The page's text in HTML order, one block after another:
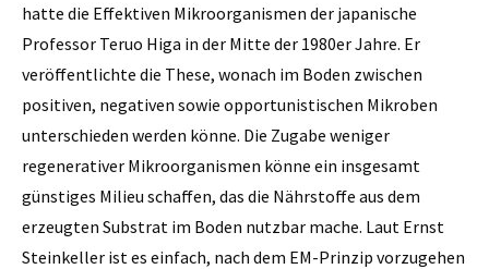
hatte die ­Effektiven Mikroorganismen der japanische
Professor Teruo Higa in der Mitte der 1980er Jahre. Er
veröffentlichte die These, wonach im Boden zwischen
positiven, negativen sowie opportunistischen Mikroben
unterschieden werden könne. Die Zugabe weniger
regenerativer Mikroorganismen könne ein insgesamt
günstiges Milieu schaffen, das die Nährstoffe aus dem
erzeugten Substrat im Boden nutzbar mache. Laut Ernst
Steinkeller ist es einfach, nach dem EM-Prinzip vorzugehen